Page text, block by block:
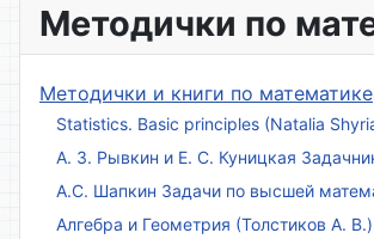
Методички по
Методички и книги по математике
Statistics. Basic principles (Natalia
А. З. Рывкин и Е. С. Куницкая
А.С. Шапкин Задачи по высшей
Алгебра и Геометрия (Толстиков А. В.)